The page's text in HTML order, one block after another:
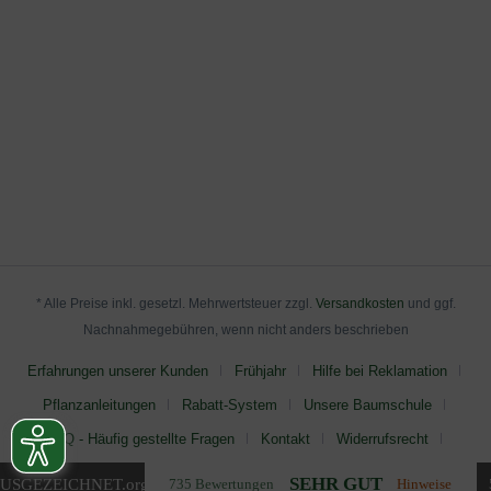
.org 735 Bewertungen SEHR GUT Hinweise
* Alle Preise inkl. gesetzl. Mehrwertsteuer zzgl. Versandkosten und ggf.
Nachnahmegebühren, wenn nicht anders beschrieben
Erfahrungen unserer Kunden Frühjahr Hilfe bei Reklamation
Pflanzanleitungen Rabatt-System Unsere Baumschule
FAQ - Häufig gestellte Fragen Kontakt Widerrufsrecht